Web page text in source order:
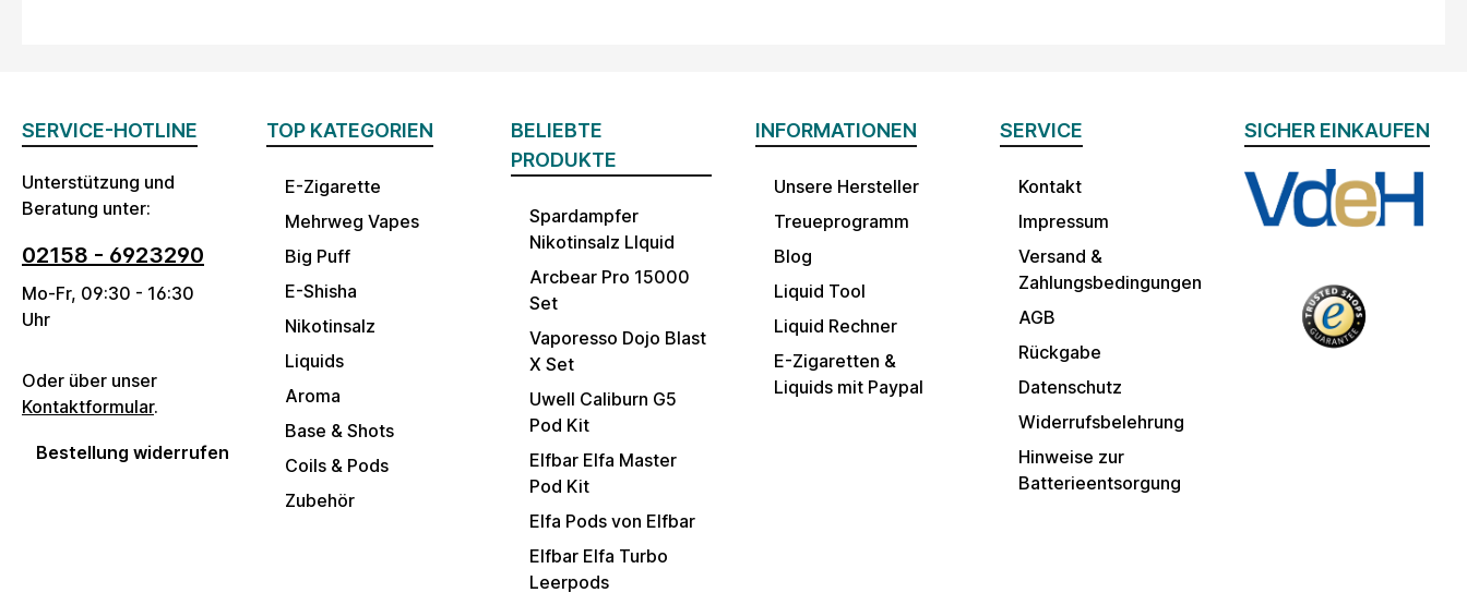
SERVICE-HOTLINE
Unterstützung und
Beratung unter:
02158 - 6923290
Mo-Fr, 09:30 - 16:30
Uhr
Oder über unser
Kontaktformular.
Bestellung widerrufen
TOP KATEGORIEN
E-Zigarette
Mehrweg Vapes
Big Puff
E-Shisha
Nikotinsalz
Liquids
Aroma
Base & Shots
Coils & Pods
Zubehör
BELIEBTE
PRODUKTE
Spardampfer
Nikotinsalz LIquid
Arcbear Pro 15000
Set
Vaporesso Dojo Blast
X Set
Uwell Caliburn G5
Pod Kit
Elfbar Elfa Master
Pod Kit
Elfa Pods von Elfbar
Elfbar Elfa Turbo
Leerpods
INFORMATIONEN
Unsere Hersteller
Treueprogramm
Blog
Liquid Tool
Liquid Rechner
E-Zigaretten &
Liquids mit Paypal
SERVICE
Kontakt
Impressum
Versand &
Zahlungsbedingungen
AGB
Rückgabe
Datenschutz
Widerrufsbelehrung
Hinweise zur
Batterieentsorgung
SICHER EINKAUFEN